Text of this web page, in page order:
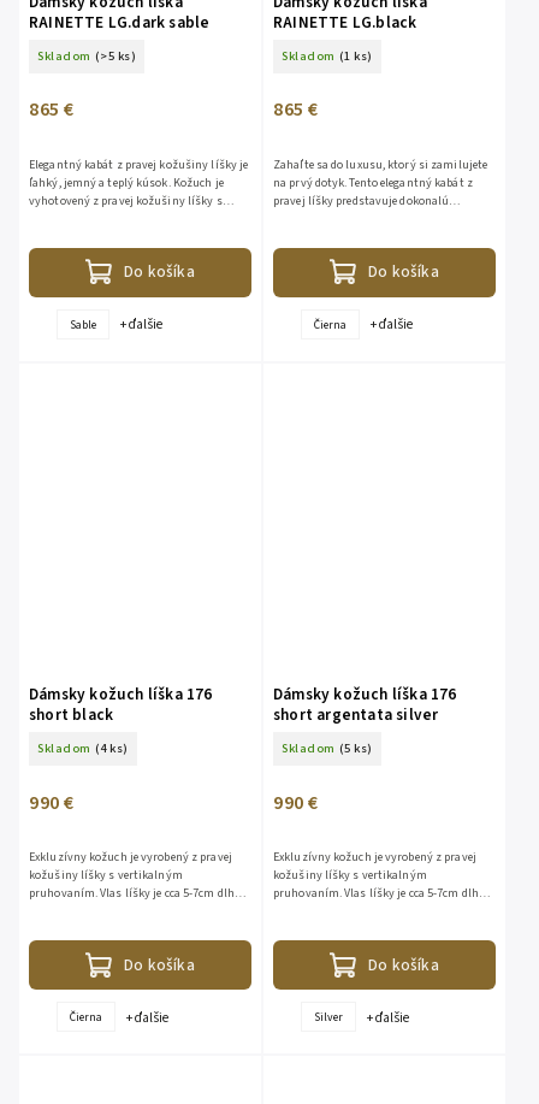
RAINETTE LG.dark sable
Skladom (>5 ks)
865 €
Do košíka
Elegantný kabát z pravej kožušiny líšky je
ľahký, jemný a teplý kúsok. Kožuch je
vyhotovený z pravej kožušiny líšky s
Sable + ďalšie
RAINETTE LG.black
Skladom (1 ks)
865 €
Do košíka
Zahaľte sa do luxusu, ktorý si zamilujete
na prvý dotyk. Tento elegantný kabát z
pravej líšky predstavuje dokonalú
Čierna + ďalšie
Dámsky kožuch líška 176
short black
Skladom (4 ks)
990 €
Do košíka
Exkluzívny kožuch je vyrobený z pravej
kožušiny líšky s vertikalným
pruhovaním. Vlas líšky je cca 5-7cm dlhý,
Čierna + ďalšie
Dámsky kožuch líška 176
short argentata silver
Skladom (5 ks)
990 €
Do košíka
Exkluzívny kožuch je vyrobený z pravej
kožušiny líšky s vertikalným
pruhovaním. Vlas líšky je cca 5-7cm dlhý,
Silver + ďalšie